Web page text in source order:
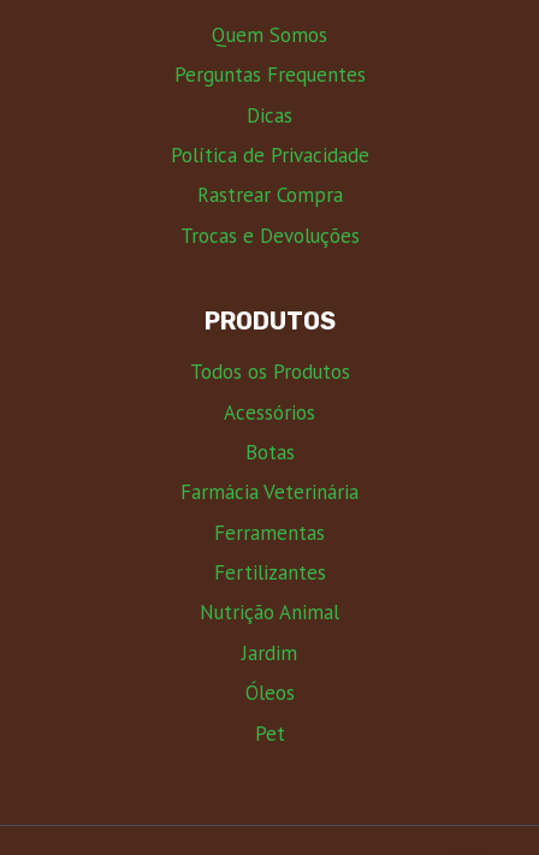
Quem Somos
Perguntas Frequentes
Dicas
Política de Privacidade
Rastrear Compra
Trocas e Devoluções
PRODUTOS
Todos os Produtos
Acessórios
Botas
Farmácia Veterinária
Ferramentas
Fertilizantes
Nutrição Animal
Jardim
Óleos
Pet